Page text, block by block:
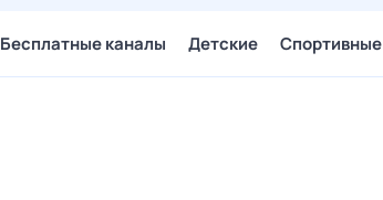
Бесплатные каналы Детские Спортивные